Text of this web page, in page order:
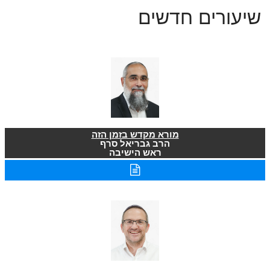
שיעורים חדשים
מורא מקדש בזמן הזה
הרב גבריאל סרף
ראש הישיבה